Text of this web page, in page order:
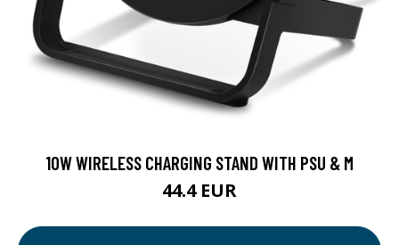
10W WIRELESS CHARGING STAND WITH PSU & M
44.4 EUR